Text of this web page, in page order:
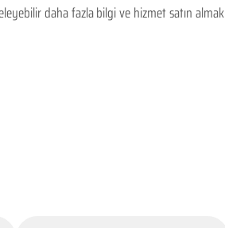
daha fazla bilgi ve hizmet satın almak